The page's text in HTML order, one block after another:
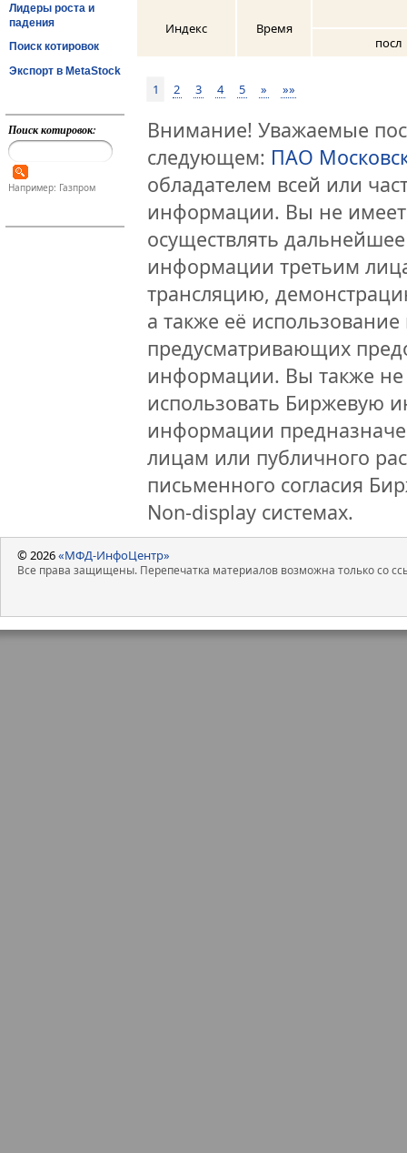
Лидеры роста и
падения
Поиск котировок
Экспорт в MetaStock
Поиск котировок:
Например: Газпром
Индекс
Время
посл
1 2 3 4 5 » »»
Внимание! Уважаемые
следующем: ПАО
обладателем всей или
информации. Вы не
осуществлять
информации третьим
трансляцию,
а также её
предусматривающих
информации. Вы также не
использовать Биржевую
информации
лицам или публичного
письменного согласия
Non-display системах.
© 2026«МФД-ИнфоЦентр»
Все права защищены. Перепечатка материалов возможна только со